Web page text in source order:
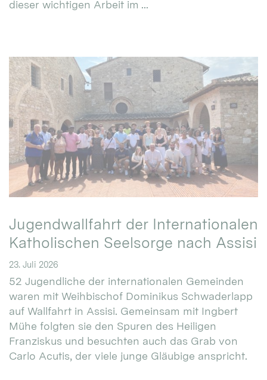
dieser wichtigen Arbeit im ...
Jugendwallfahrt der Internationalen
Katholischen Seelsorge nach Assisi
23. Juli 2026
52 Jugendliche der internationalen Gemeinden
waren mit Weihbischof Dominikus Schwaderlapp
auf Wallfahrt in Assisi. Gemeinsam mit Ingbert
Mühe folgten sie den Spuren des Heiligen
Franziskus und besuchten auch das Grab von
Carlo Acutis, der viele junge Gläubige anspricht.